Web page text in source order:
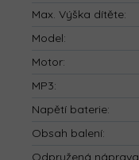
Max. Výška dítěte:
Model:
Motor:
MP3:
Napětí baterie:
Obsah balení:
Odpružená náprava